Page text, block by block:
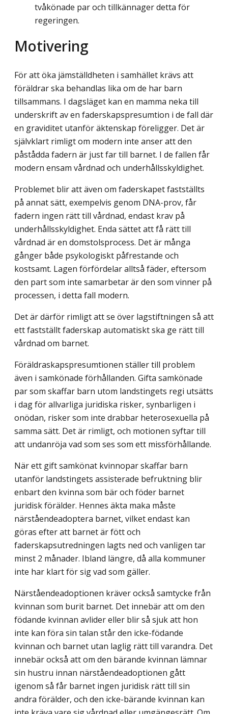
tvåkönade par och tillkännager detta för
regeringen.
Motivering
För att öka jämställdheten i samhället krävs att
föräldrar ska behandlas lika om de har barn
tillsammans. I dagsläget kan en mamma neka till
underskrift av en faderskaps­presumtion i de fall där
en graviditet utanför äktenskap föreligger. Det är
självklart rimligt om modern inte anser att den
påstådda fadern är just far till barnet. I de fallen får
modern ensam vårdnad och underhållsskyldighet.
Problemet blir att även om faderskapet fastställts
på annat sätt, exempelvis genom DNA-prov, får
fadern ingen rätt till vårdnad, endast krav på
underhållsskyldighet. Enda sättet att få rätt till
vårdnad är en domstolsprocess. Det är många
gånger både psykologiskt påfrestande och
kostsamt. Lagen förfördelar alltså fäder, eftersom
den part som inte samarbetar är den som vinner på
processen, i detta fall modern.
Det är därför rimligt att se över lagstiftningen så att
ett fastställt faderskap automatiskt ska ge rätt till
vårdnad om barnet.
Föräldraskapspresumtionen ställer till problem
även i samkönade förhållanden. Gifta samkönade
par som skaffar barn utom landstingets regi utsätts
i dag för allvarliga juridiska risker, synbarligen i
onödan, risker som inte drabbar heterosexuella på
samma sätt. Det är rimligt, och motionen syftar till
att undanröja vad som ses som ett missförhållande.
När ett gift samkönat kvinnopar skaffar barn
utanför landstingets assisterade befruktning blir
enbart den kvinna som bär och föder barnet
juridisk förälder. Hennes äkta maka måste
närståendeadoptera barnet, vilket endast kan
göras efter att barnet är fött och
faderskapsutredningen lagts ned och vanligen tar
minst 2 månader. Ibland längre, då alla kommuner
inte har klart för sig vad som gäller.
Närståendeadoptionen kräver också samtycke från
kvinnan som burit barnet. Det innebär att om den
födande kvinnan avlider eller blir så sjuk att hon
inte kan föra sin talan står den icke-födande
kvinnan och barnet utan laglig rätt till varandra. Det
innebär också att om den bärande kvinnan lämnar
sin hustru innan närståendeadoptionen gått
igenom så får barnet ingen juridisk rätt till sin
andra förälder, och den icke-bärande kvinnan kan